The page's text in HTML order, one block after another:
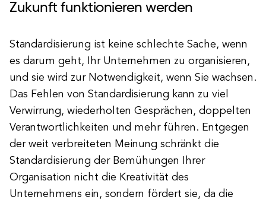
Zukunft funktionieren werden
Standardisierung ist keine schlechte Sache, wenn
es darum geht, Ihr Unternehmen zu organisieren,
und sie wird zur Notwendigkeit, wenn Sie wachsen.
Das Fehlen von Standardisierung kann zu viel
Verwirrung, wiederholten Gesprächen, doppelten
Verantwortlichkeiten und mehr führen. Entgegen
der weit verbreiteten Meinung schränkt die
Standardisierung der Bemühungen Ihrer
Organisation nicht die Kreativität des
Unternehmens ein, sondern fördert sie, da die